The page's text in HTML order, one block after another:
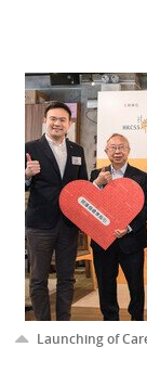
Launching of